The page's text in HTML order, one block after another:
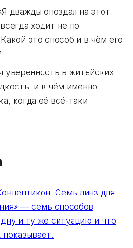
дважды опоздал на этот
ходит не по
это способ и в чём его
уверенность в житейских
и в чём именно
когда её всё-таки
Семь линз для
— семь способов
и ту же ситуацию и что